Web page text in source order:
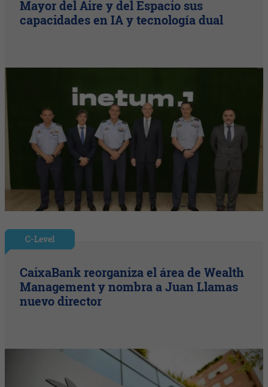
Mayor del Aire y del Espacio sus
capacidades en IA y tecnología dual
C-Level
CaixaBank reorganiza el área de Wealth
Management y nombra a Juan Llamas
nuevo director